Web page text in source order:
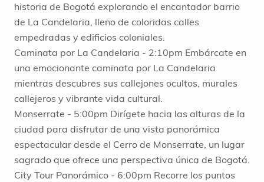
historia de Bogotá explorando el encantador barrio
de La Candelaria, lleno de coloridas calles
empedradas y edificios coloniales.
Caminata por La Candelaria - 2:10pm Embárcate en
una emocionante caminata por La Candelaria
mientras descubres sus callejones ocultos, murales
callejeros y vibrante vida cultural.
Monserrate - 5:00pm Dirígete hacia las alturas de la
ciudad para disfrutar de una vista panorámica
espectacular desde el Cerro de Monserrate, un lugar
sagrado que ofrece una perspectiva única de Bogotá.
City Tour Panorámico - 6:00pm Recorre los puntos